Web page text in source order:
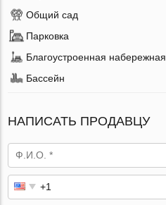
Общий сад
Парковка
Благоустроенная набережная
Бассейн
НАПИСАТЬ ПРОДАВЦУ